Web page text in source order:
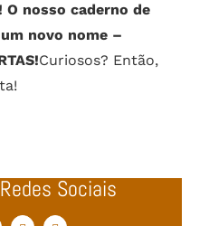
nosso caderno de
novo nome –
Curiosos? Então,
Sociais